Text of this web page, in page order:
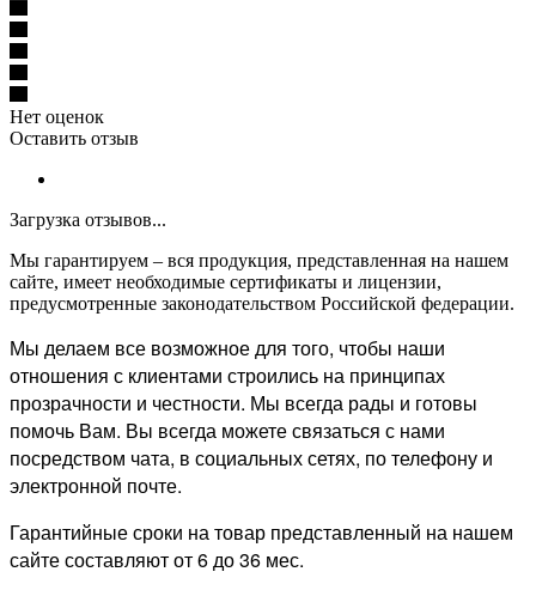
Нет оценок
Оставить отзыв
Загрузка отзывов...
Мы гарантируем – вся продукция, представленная на нашем
сайте, имеет необходимые сертификаты и лицензии,
предусмотренные законодательством Российской федерации.
Мы делаем все возможное для того, чтобы наши
отношения с клиентами строились на принципах
прозрачности и честности. Мы всегда рады и готовы
помочь Вам. Вы всегда можете связаться с нами
посредством чата, в социальных сетях, по телефону и
электронной почте.
Гарантийные сроки на товар представленный на нашем
сайте составляют от 6 до 36 мес.